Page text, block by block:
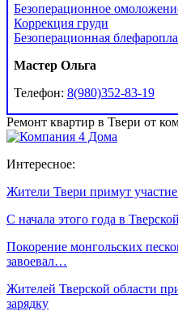
Безоперационное
Коррекция груди
Безоперационная
Мастер Ольга
Телефон: 8(980)352-83-19
Ремонт квартир в Твери от
Интересное:
Жители Твери примут
С начала этого года в
Покорение монгольских
завоевал…
Жителей Тверской области
зарядку